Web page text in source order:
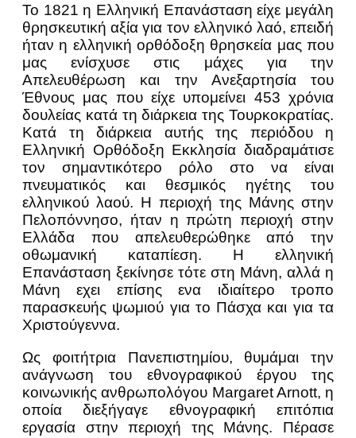
Το 1821 η Ελληνική Επανάσταση είχε μεγάλη
θρησκευτική αξία για τον ελληνικό λαό, επειδή
ήταν η ελληνική ορθόδοξη θρησκεία μας που
μας ενίσχυσε στις μάχες για την
Απελευθέρωση και την Ανεξαρτησία του
Έθνους μας που είχε υπομείνει 453 χρόνια
δουλείας κατά τη διάρκεια της Τουρκοκρατίας.
Κατά τη διάρκεια αυτής της περιόδου η
Ελληνική Ορθόδοξη Εκκλησία διαδραμάτισε
τον σημαντικότερο ρόλο στο να είναι
πνευματικός και θεσμικός ηγέτης του
ελληνικού λαού. Η περιοχή της Μάνης στην
Πελοπόννησο, ήταν η πρώτη περιοχή στην
Ελλάδα που απελευθερώθηκε από την
οθωμανική καταπίεση. Η ελληνική
Επανάσταση ξεκίνησε τότε στη Μάνη, αλλά η
Μάνη εχει επίσης ενα ιδιαίτερο τροπο
παρασκευής ψωμιού για το Πάσχα και για τα
Χριστούγεννα.
Ως φοιτήτρια Πανεπιστημίου, θυμάμαι την
ανάγνωση του εθνογραφικού έργου της
κοινωνικής ανθρωπολόγου Margaret Arnott, η
οποία διεξήγαγε εθνογραφική επιτόπια
εργασία στην περιοχή της Μάνης. Πέρασε